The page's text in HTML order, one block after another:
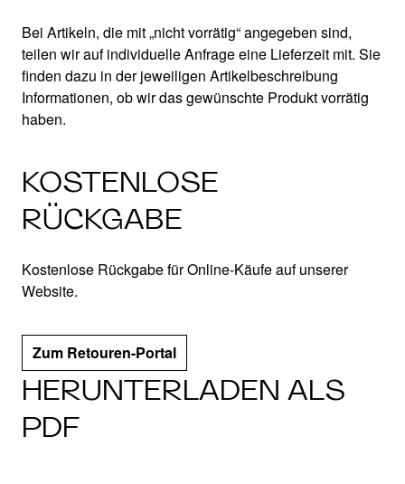
Bei Artikeln, die mit „nicht vorrätig“ angegeben sind,
teilen wir auf individuelle Anfrage eine Lieferzeit mit. Sie
finden dazu in der jeweiligen Artikelbeschreibung
Informationen, ob wir das gewünschte Produkt vorrätig
haben.
KOSTENLOSE
RÜCKGABE
Kostenlose Rückgabe für Online-Käufe auf unserer
Website.
Zum Retouren-Portal
HERUNTERLADEN ALS
PDF